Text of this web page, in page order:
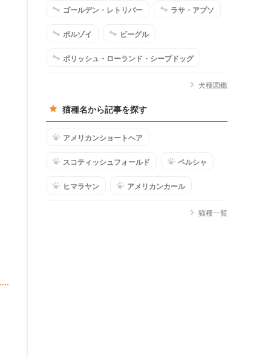
ゴールデン・レトリバー ラサ・アプソ
ボルゾイ ビーグル
ポリッシュ・ローランド・シープドッグ
犬種図鑑
猫種名から記事を探す
アメリカンショートヘア
スコティッシュフォールド ペルシャ
ヒマラヤン アメリカンカール
猫種一覧